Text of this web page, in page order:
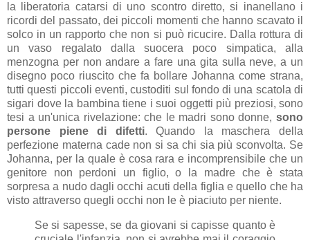
la liberatoria catarsi di uno scontro diretto, si inanellano i
ricordi del passato, dei piccoli momenti che hanno scavato il
solco in un rapporto che non si può ricucire. Dalla rottura di
un vaso regalato dalla suocera poco simpatica, alla
menzogna per non andare a fare una gita sulla neve, a un
disegno poco riuscito che fa bollare Johanna come strana,
tutti questi piccoli eventi, custoditi sul fondo di una scatola di
sigari dove la bambina tiene i suoi oggetti più preziosi, sono
tesi a un'unica rivelazione: che le madri sono donne, sono
persone piene di difetti. Quando la maschera della
perfezione materna cade non si sa chi sia più sconvolta. Se
Johanna, per la quale è cosa rara e incomprensibile che un
genitore non perdoni un figlio, o la madre che è stata
sorpresa a nudo dagli occhi acuti della figlia e quello che ha
visto attraverso quegli occhi non le è piaciuto per niente.
Se si sapesse, se da giovani si capisse quanto è